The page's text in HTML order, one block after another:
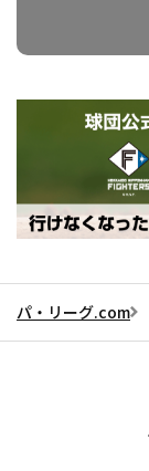
パ・リーグ.com